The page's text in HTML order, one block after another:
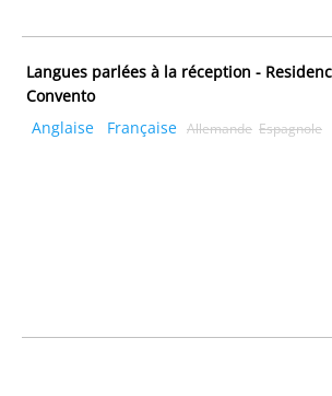
Langues parlées à la réception -
Convento
Anglaise
Française Allemande Espagnole